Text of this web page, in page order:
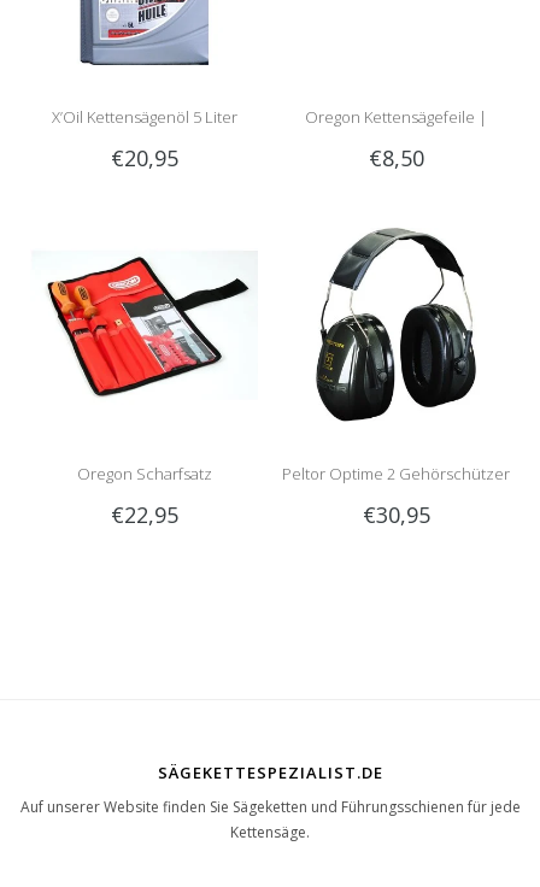
X’Oil Kettensägenöl 5 Liter
€20,95
Oregon Kettensägefeile |
Rundfeile
€8,50
Oregon Scharfsatz
€22,95
Peltor Optime 2 Gehörschützer
€30,95
SÄGEKETTESPEZIALIST.DE
Auf unserer Website finden Sie Sägeketten und Führungsschienen für jede
Kettensäge.